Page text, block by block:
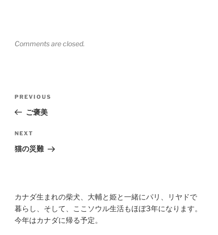
Comments are closed.
Previous
Post
PREVIOUS
ご褒美
Next
Post
NEXT
猫の災難
カナダ生まれの柴犬、大輔と姫と一緒にパリ、リヤドで
暮らし、そして、ここソウル生活もほぼ3年になります。
今年はカナダに帰る予定。